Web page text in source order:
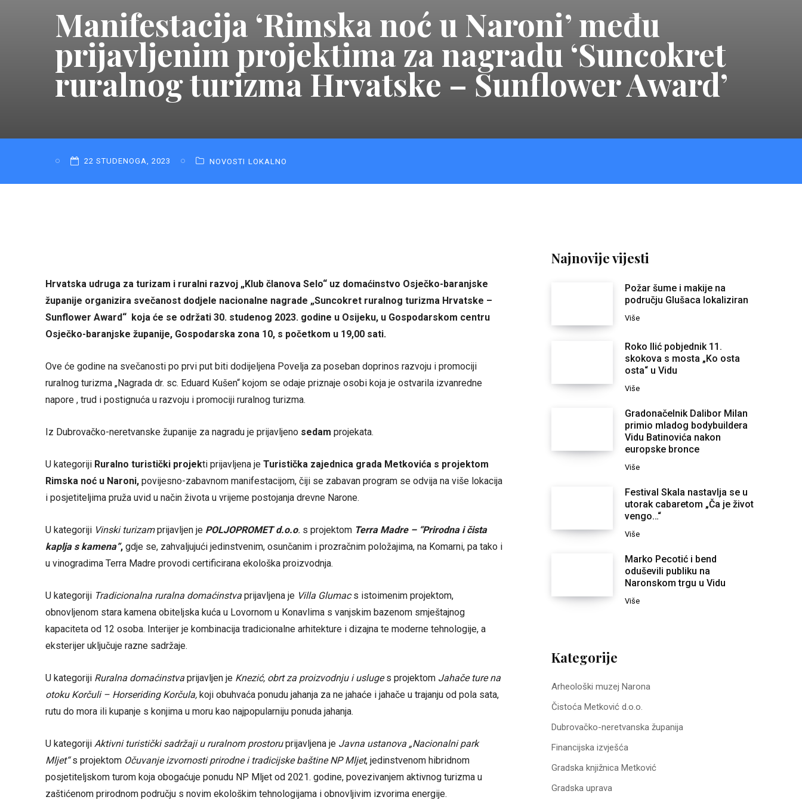
Manifestacija ‘Rimska noć u Naroni’ među
prijavljenim projektima za nagradu ‘Suncokret
ruralnog turizma Hrvatske – Sunflower Award’
22 STUDENOGA, 2023 NOVOSTI LOKALNO
Hrvatska udruga za turizam i ruralni razvoj „Klub članova Selo“ uz domaćinstvo Osječko-baranjske
županije organizira svečanost dodjele nacionalne nagrade „Suncokret ruralnog turizma Hrvatske –
Sunflower Award“ koja će se održati 30. studenog 2023. godine u Osijeku, u Gospodarskom centru
Osječko-baranjske županije, Gospodarska zona 10, s početkom u 19,00 sati.
Ove će godine na svečanosti po prvi put biti dodijeljena Povelja za poseban doprinos razvoju i promociji
ruralnog turizma „Nagrada dr. sc. Eduard Kušen“ kojom se odaje priznaje osobi koja je ostvarila izvanredne
napore , trud i postignuća u razvoju i promociji ruralnog turizma.
Iz Dubrovačko-neretvanske županije za nagradu je prijavljeno sedam projekata.
U kategoriji Ruralno turistički projekti prijavljena je Turistička zajednica grada Metkovića s projektom
Rimska noć u Naroni, povijesno-zabavnom manifestacijom, čiji se zabavan program se odvija na više lokacija
i posjetiteljima pruža uvid u način života u vrijeme postojanja drevne Narone.
U kategoriji Vinski turizamprijavljen je POLJOPROMET d.o.o. s projektom Terra Madre – “Prirodna i čista
kaplja s kamena”, gdje se, zahvaljujući jedinstvenim, osunčanim i prozračnim položajima, na Komarni, pa tako i
u vinogradima Terra Madre provodi certificirana ekološka proizvodnja.
U kategoriji Tradicionalna ruralna domaćinstva prijavljena je Villa Glumacs istoimenim projektom,
obnovljenom stara kamena obiteljska kuća u Lovornom u Konavlima s vanjskim bazenom smještajnog
kapaciteta od 12 osoba. Interijer je kombinacija tradicionalne arhitekture i dizajna te moderne tehnologije, a
eksterijer uključuje razne sadržaje.
U kategoriji Ruralna domaćinstva prijavljen je Knezić, obrt za proizvodnju i usluges projektom Jahače ture na
otoku Korčuli – Horseriding Korčula, koji obuhvaća ponudu jahanja za ne jahaće i jahače u trajanju od pola sata,
rutu do mora ili kupanje s konjima u moru kao najpopularniju ponuda jahanja.
U kategoriji Aktivni turistički sadržaji u ruralnom prostoruprijavljena je Javna ustanova „Nacionalni park
Mljet“s projektom Očuvanje izvornosti prirodne i tradicijske baštine NP Mljet, jedinstvenom hibridnom
posjetiteljskom turom koja obogaćuje ponudu NP Mljet od 2021. godine, povezivanjem aktivnog turizma u
zaštićenom prirodnom području s novim ekološkim tehnologijama i obnovljivim izvorima energije.
Najnovije vijesti
Požar šume i makije na
području Glušaca lokaliziran
Više
Roko Ilić pobjednik 11.
skokova s mosta „Ko osta
osta“ u Vidu
Više
Gradonačelnik Dalibor Milan
primio mladog bodybuildera
Vidu Batinovića nakon
europske bronce
Više
Festival Skala nastavlja se u
utorak cabaretom „Ča je život
vengo…“
Više
Marko Pecotić i bend
oduševili publiku na
Naronskom trgu u Vidu
Više
Kategorije
Arheološki muzej Narona
Čistoća Metković d.o.o.
Dubrovačko-neretvanska županija
Financijska izvješća
Gradska knjižnica Metković
Gradska uprava